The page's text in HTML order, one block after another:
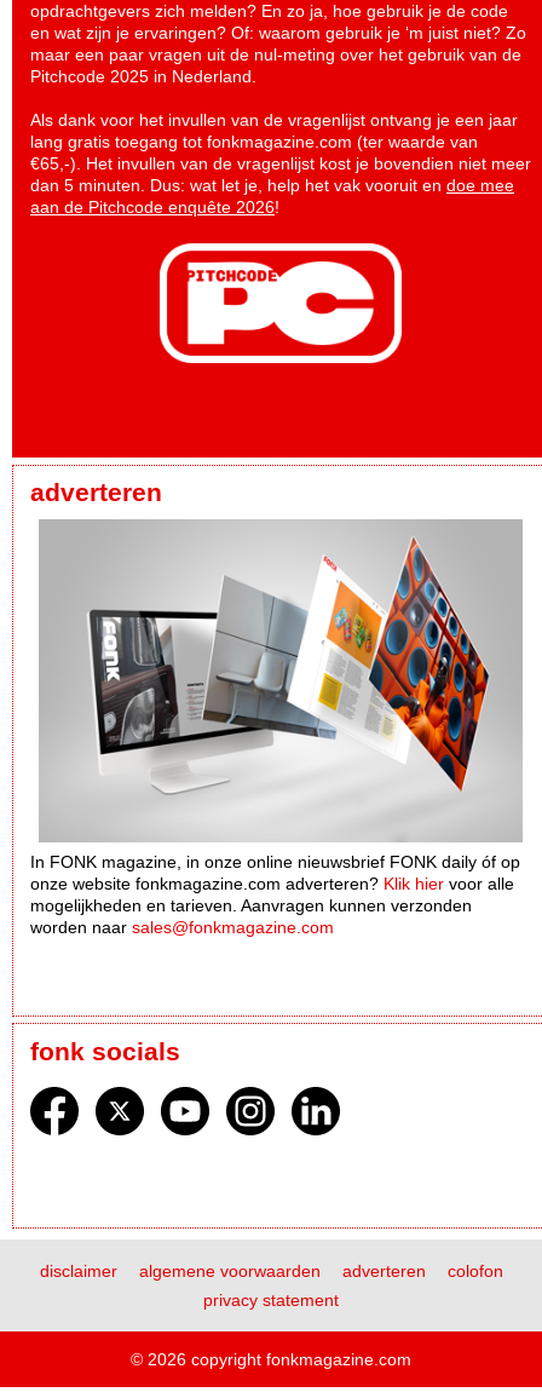
opdrachtgevers zich melden? En zo ja, hoe gebruik je de code
en wat zijn je ervaringen? Of: waarom gebruik je ‘m juist niet? Zo
maar een paar vragen uit de nul-meting over het gebruik van de
Pitchcode 2025 in Nederland.
Als dank voor het invullen van de vragenlijst ontvang je een jaar
lang gratis toegang tot fonkmagazine.com (ter waarde van
€65,-). Het invullen van de vragenlijst kost je bovendien niet meer
dan 5 minuten. Dus: wat let je, help het vak vooruit en doe mee
aan de Pitchcode enquête 2026!
adverteren
In FONK magazine, in onze online nieuwsbrief FONK daily óf op
onze website fonkmagazine.com adverteren? Klik hier voor alle
mogelijkheden en tarieven. Aanvragen kunnen verzonden
worden naar sales@fonkmagazine.com
fonk socials
disclaimer algemene voorwaarden adverteren
colofon
privacy statement
© 2026 copyright fonkmagazine.com